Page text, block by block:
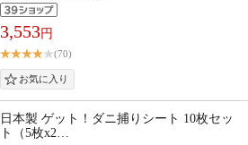
3,553円
(70)
日本製 ゲット！ダニ捕りシート 10枚セッ
ト（5枚x2…